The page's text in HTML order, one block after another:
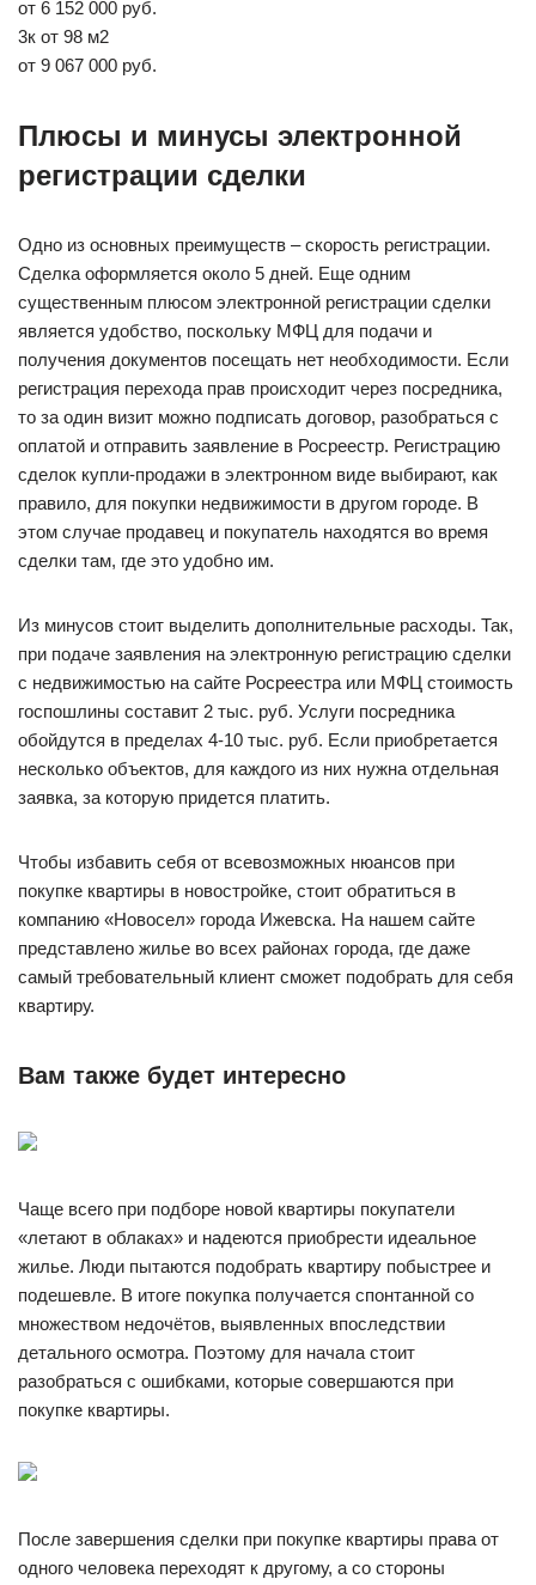
от 6 152 000 руб.
3к от 98 м2
от 9 067 000 руб.
Плюсы и минусы электронной
регистрации сделки
Одно из основных преимуществ – скорость регистрации.
Сделка оформляется около 5 дней. Еще одним
существенным плюсом электронной регистрации сделки
является удобство, поскольку МФЦ для подачи и
получения документов посещать нет необходимости. Если
регистрация перехода прав происходит через посредника,
то за один визит можно подписать договор, разобраться с
оплатой и отправить заявление в Росреестр. Регистрацию
сделок купли-продажи в электронном виде выбирают, как
правило, для покупки недвижимости в другом городе. В
этом случае продавец и покупатель находятся во время
сделки там, где это удобно им.
Из минусов стоит выделить дополнительные расходы. Так,
при подаче заявления на электронную регистрацию сделки
с недвижимостью на сайте Росреестра или МФЦ стоимость
госпошлины составит 2 тыс. руб. Услуги посредника
обойдутся в пределах 4-10 тыс. руб. Если приобретается
несколько объектов, для каждого из них нужна отдельная
заявка, за которую придется платить.
Чтобы избавить себя от всевозможных нюансов при
покупке квартиры в новостройке, стоит обратиться в
компанию «Новосел» города Ижевска. На нашем сайте
представлено жилье во всех районах города, где даже
самый требовательный клиент сможет подобрать для себя
квартиру.
Вам также будет интересно
Чаще всего при подборе новой квартиры покупатели
«летают в облаках» и надеются приобрести идеальное
жилье. Люди пытаются подобрать квартиру побыстрее и
подешевле. В итоге покупка получается спонтанной со
множеством недочётов, выявленных впоследствии
детального осмотра. Поэтому для начала стоит
разобраться с ошибками, которые совершаются при
покупке квартиры.
После завершения сделки при покупке квартиры права от
одного человека переходят к другому, а со стороны